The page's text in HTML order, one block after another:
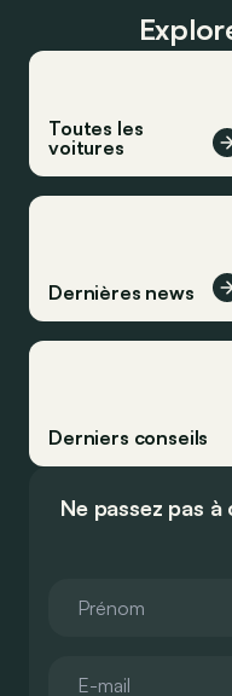
Toutes les
voitures
Dernières news
Derniers conseils
Ne passez pas